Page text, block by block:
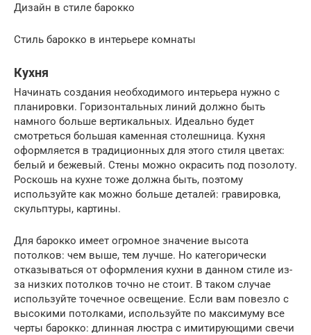
Дизайн в стиле барокко
Стиль барокко в интерьере комнаты
Кухня
Начинать создания необходимого интерьера нужно с
планировки. Горизонтальных линий должно быть
намного больше вертикальных. Идеально будет
смотреться большая каменная столешница. Кухня
оформляется в традиционных для этого стиля цветах:
белый и бежевый. Стены можно окрасить под позолоту.
Роскошь на кухне тоже должна быть, поэтому
используйте как можно больше деталей: гравировка,
скульптуры, картины.
Для барокко имеет огромное значение высота
потолков: чем выше, тем лучше. Но категорически
отказываться от оформления кухни в данном стиле из-
за низких потолков точно не стоит. В таком случае
используйте точечное освещение. Если вам повезло с
высокими потолками, используйте по максимуму все
черты барокко: длинная люстра с имитирующими свечи